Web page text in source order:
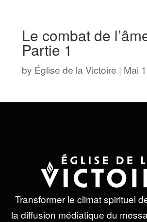
Le combat de
Partie 1
by Église de la Victoire | Mai
Transformer le climat spirituel
la diffusion médiatique du